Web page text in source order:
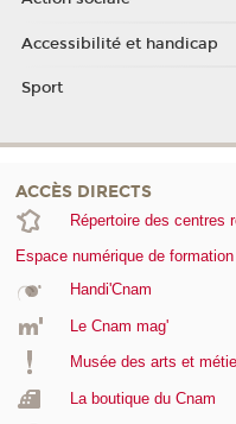
Accessibilité et handicap
Sport
ACCÈS DIRECTS
Répertoire des centres
Espace numérique de formation
Handi'Cnam
Le Cnam mag'
Musée des arts et
La boutique du Cnam